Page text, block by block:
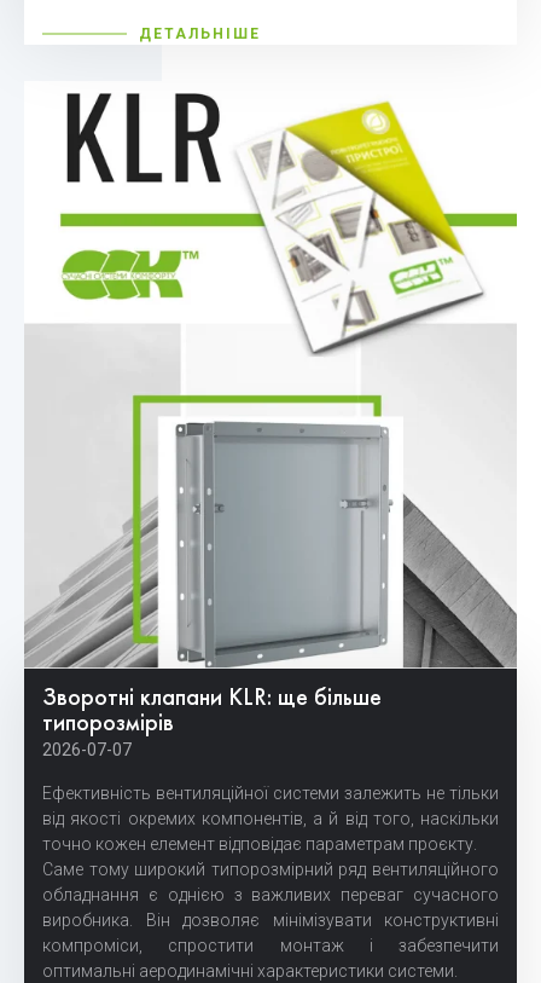
ДЕТАЛЬНІШЕ
Зворотні клапани KLR: ще більше
типорозмірів
2026-07-07
Ефективність вентиляційної системи залежить не тільки
від якості окремих компонентів, а й від того, наскільки
точно кожен елемент відповідає параметрам проєкту.
Саме тому широкий типорозмірний ряд вентиляційного
обладнання є однією з важливих переваг сучасного
виробника. Він дозволяє мінімізувати конструктивні
компроміси, спростити монтаж і забезпечити
оптимальні аеродинамічні характеристики системи.